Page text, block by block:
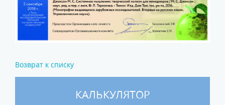
Возврат к списку
КАЛЬКУЛЯТОР